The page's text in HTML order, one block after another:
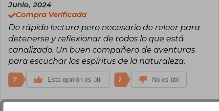
Junio, 2024
Compra Verificada
De rápido lectura pero necesario de releer para
detenerse y reflexionar de todos lo que está
canalizado. Un buen compañero de aventuras
para escuchar los espíritus de la naturaleza.
7 Esta opinión es útil 1 No es útil